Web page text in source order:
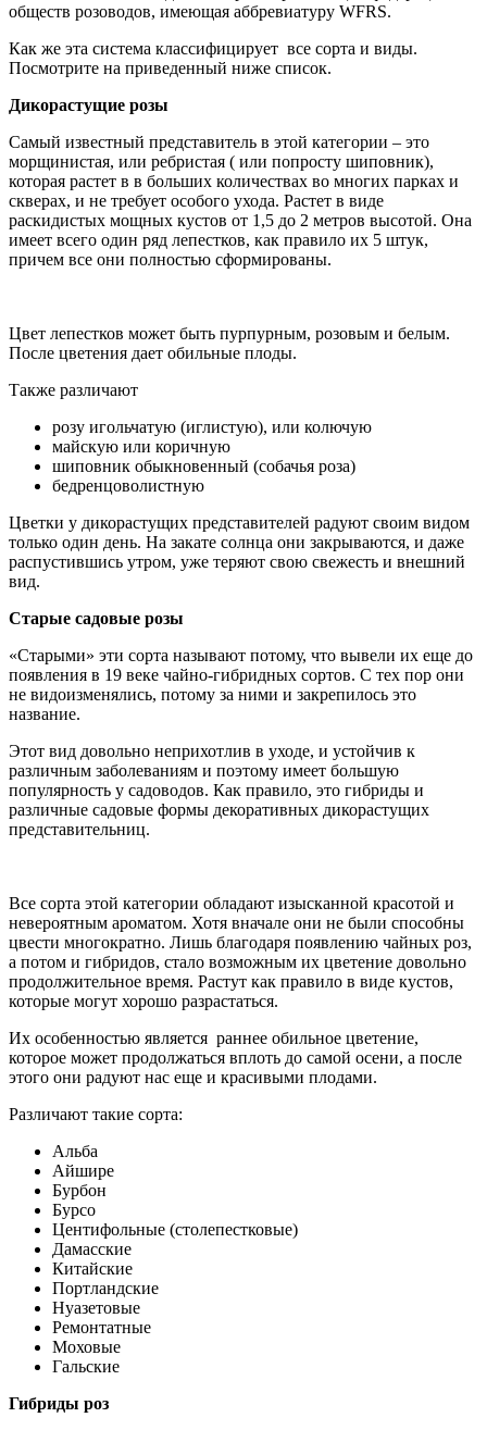
обществ розоводов, имеющая аббревиатуру WFRS.
Как же эта система классифицирует все сорта и виды.
Посмотрите на приведенный ниже список.
Дикорастущие розы
Самый известный представитель в этой категории – это
морщинистая, или ребристая ( или попросту шиповник),
которая растет в в больших количествах во многих парках и
скверах, и не требует особого ухода. Растет в виде
раскидистых мощных кустов от 1,5 до 2 метров высотой. Она
имеет всего один ряд лепестков, как правило их 5 штук,
причем все они полностью сформированы.
Цвет лепестков может быть пурпурным, розовым и белым.
После цветения дает обильные плоды.
Также различают
розу игольчатую (иглистую), или колючую
майскую или коричную
шиповник обыкновенный (собачья роза)
бедренцоволистную
Цветки у дикорастущих представителей радуют своим видом
только один день. На закате солнца они закрываются, и даже
распустившись утром, уже теряют свою свежесть и внешний
вид.
Старые садовые розы
«Старыми» эти сорта называют потому, что вывели их еще до
появления в 19 веке чайно-гибридных сортов. С тех пор они
не видоизменялись, потому за ними и закрепилось это
название.
Этот вид довольно неприхотлив в уходе, и устойчив к
различным заболеваниям и поэтому имеет большую
популярность у садоводов. Как правило, это гибриды и
различные садовые формы декоративных дикорастущих
представительниц.
Все сорта этой категории обладают изысканной красотой и
невероятным ароматом. Хотя вначале они не были способны
цвести многократно. Лишь благодаря появлению чайных роз,
а потом и гибридов, стало возможным их цветение довольно
продолжительное время. Растут как правило в виде кустов,
которые могут хорошо разрастаться.
Их особенностью является раннее обильное цветение,
которое может продолжаться вплоть до самой осени, а после
этого они радуют нас еще и красивыми плодами.
Различают такие сорта:
Альба
Айшире
Бурбон
Бурсо
Центифольные (столепестковые)
Дамасские
Китайские
Портландские
Нуазетовые
Ремонтатные
Моховые
Гальские
Гибриды роз